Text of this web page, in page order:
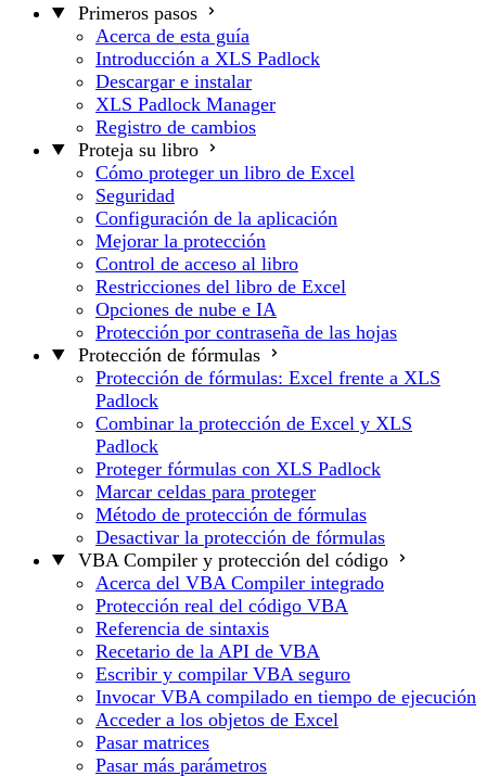
Primeros pasos
Acerca de esta guía
Introducción a XLS Padlock
Descargar e instalar
XLS Padlock Manager
Registro de cambios
Proteja su libro
Cómo proteger un libro de Excel
Seguridad
Configuración de la aplicación
Mejorar la protección
Control de acceso al libro
Restricciones del libro de Excel
Opciones de nube e IA
Protección por contraseña de las hojas
Protección de fórmulas
Protección de fórmulas: Excel frente a XLS
Padlock
Combinar la protección de Excel y XLS
Padlock
Proteger fórmulas con XLS Padlock
Marcar celdas para proteger
Método de protección de fórmulas
Desactivar la protección de fórmulas
VBA Compiler y protección del código
Acerca del VBA Compiler integrado
Protección real del código VBA
Referencia de sintaxis
Recetario de la API de VBA
Escribir y compilar VBA seguro
Invocar VBA compilado en tiempo de ejecución
Acceder a los objetos de Excel
Pasar matrices
Pasar más parámetros